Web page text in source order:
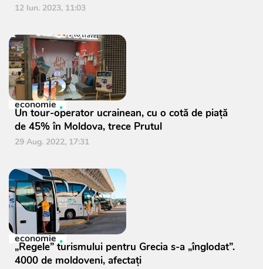
12 Iun. 2023, 11:03
economie
Un tour-operator ucrainean, cu o cotă de piață
de 45% în Moldova, trece Prutul
29 Aug. 2022, 17:31
economie
„Regele” turismului pentru Grecia s-a „înglodat”.
4000 de moldoveni, afectați